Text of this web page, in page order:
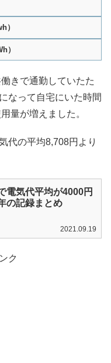
）
）
きで通勤していたた
なって自宅にいた時間
量が増えました。
代の平均8,708円より
電気代平均が4000円
の記録まとめ
2021.09.19
ク